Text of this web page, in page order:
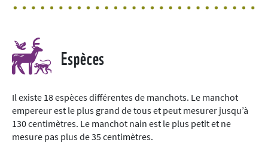
Espèces
Il existe 18 espèces différentes de manchots. Le manchot
empereur est le plus grand de tous et peut mesurer jusqu’à
130 centimètres. Le manchot nain est le plus petit et ne
mesure pas plus de 35 centimètres.